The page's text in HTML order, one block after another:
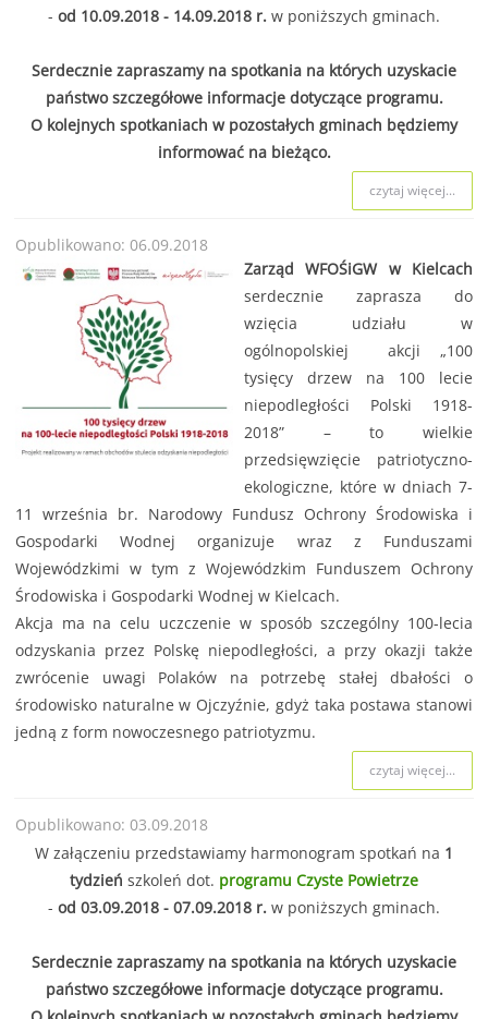
- od 10.09.2018 - 14.09.2018 r. w poniższych gminach.
Serdecznie zapraszamy na spotkania na których uzyskacie
państwo szczegółowe informacje dotyczące programu.
O kolejnych spotkaniach w pozostałych gminach będziemy
informować na bieżąco.
czytaj więcej...
Opublikowano: 06.09.2018
Zarząd WFOŚiGW w Kielcach
serdecznie zaprasza do
wzięcia udziału w
ogólnopolskiej akcji „100
tysięcy drzew na 100 lecie
niepodległości Polski 1918-
2018” – to wielkie
przedsięwzięcie patriotyczno-
ekologiczne, które w dniach 7-
11 września br. Narodowy Fundusz Ochrony Środowiska i
Gospodarki Wodnej organizuje wraz z Funduszami
Wojewódzkimi w tym z Wojewódzkim Funduszem Ochrony
Środowiska i Gospodarki Wodnej w Kielcach.
Akcja ma na celu uczczenie w sposób szczególny 100-lecia
odzyskania przez Polskę niepodległości, a przy okazji także
zwrócenie uwagi Polaków na potrzebę stałej dbałości o
środowisko naturalne w Ojczyźnie, gdyż taka postawa stanowi
jedną z form nowoczesnego patriotyzmu.
czytaj więcej...
Opublikowano: 03.09.2018
W załączeniu przedstawiamy harmonogram spotkań na 1
tydzień szkoleń dot. programu Czyste Powietrze
- od 03.09.2018 - 07.09.2018 r. w poniższych gminach.
Serdecznie zapraszamy na spotkania na których uzyskacie
państwo szczegółowe informacje dotyczące programu.